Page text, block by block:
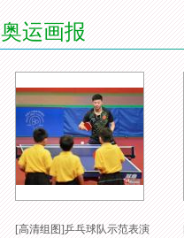
奥运画报
[高清组图]乒乓球队示范表演